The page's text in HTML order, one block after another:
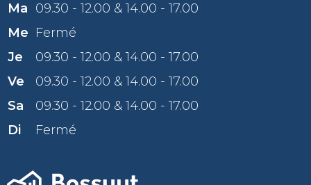
Ma 09.30 - 12.00 & 14.00 - 17.00
Me Fermé
Je
09.30 - 12.00 & 14.00 - 17.00
Ve
09.30 - 12.00 & 14.00 - 17.00
Sa
09.30 - 12.00 & 14.00 - 17.00
Di
Fermé